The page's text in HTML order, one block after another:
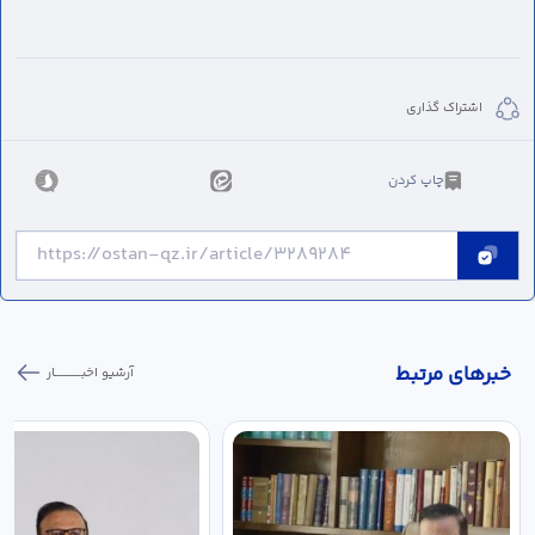
اشتراک گذاری
چاپ کردن
خبر‌های مرتبط آرشیو اخبـــــــــــار